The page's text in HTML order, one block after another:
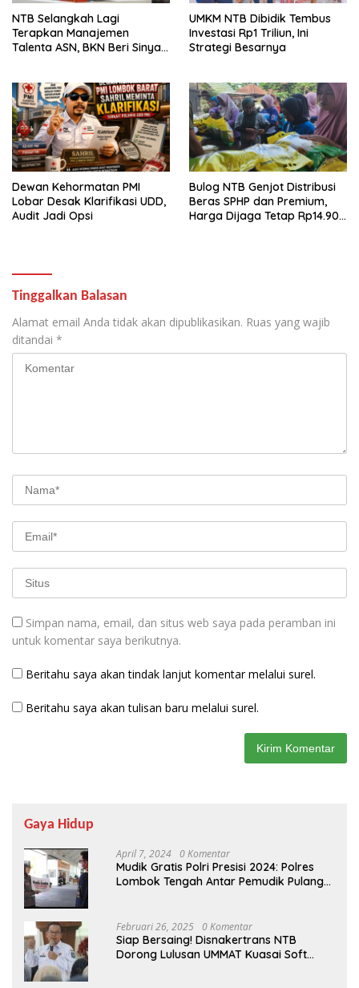
NTB Selangkah Lagi
Terapkan Manajemen
Talenta ASN, BKN Beri Sinyal
UMKM NTB Dibidik Tembus
Investasi Rp1 Triliun, Ini
Strategi Besarnya
Dewan Kehormatan PMI
Lobar Desak Klarifikasi UDD,
Audit Jadi Opsi
Bulog NTB Genjot Distribusi
Beras SPHP dan Premium,
Harga Dijaga Tetap Rp14.900
Tinggalkan Balasan
Alamat email Anda tidak akan dipublikasikan. Ruas yang wajib
ditandai *
Simpan nama, email, dan situs web saya pada peramban ini
untuk komentar saya berikutnya.
Beritahu saya akan tindak lanjut komentar melalui surel.
Beritahu saya akan tulisan baru melalui surel.
Gaya Hidup
April 7, 2024 0 Komentar
Mudik Gratis Polri Presisi 2024: Polres
Lombok Tengah Antar Pemudik Pulang
Februari 26, 2025 0 Komentar
Siap Bersaing! Disnakertrans NTB
Dorong Lulusan UMMAT Kuasai Soft